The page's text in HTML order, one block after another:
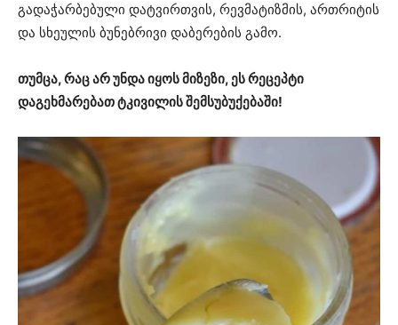
გადაჭარბებული დატვირთვის, რევმატიზმის, ართრიტის
და სხეულის ბუნებრივი დაბერების გამო.
თუმცა, რაც არ უნდა იყოს მიზეზი, ეს რეცეპტი
დაგეხმარებათ ტკივილის შემსუბუქებაში!